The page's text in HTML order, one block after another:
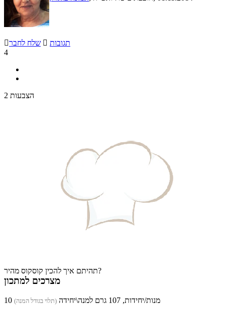
שלח לחבר  תגובות
4
2 הצבעות
תהיתם איך להכין קוסקוס מהיר?
מצרכים למתכון
10 מנות/יחידות, 107 גרם למנה\יחידה (תלוי בגודל המנה)